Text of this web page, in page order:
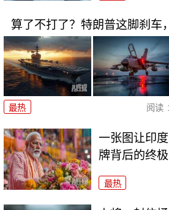
算了不打了？特朗普这脚刹车
最热 阅读
一张图让印
牌背后的终
最热